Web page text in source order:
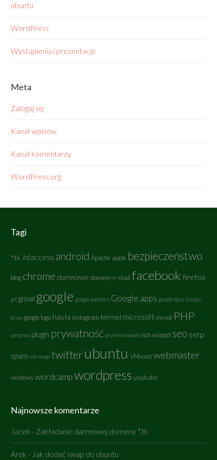
ubuntu
WordPress
Wystąpienia i prezentacje
Meta
Zaloguj się
Kanał wpisów
Kanał komentarzy
WordPress.org
Tagi
*.tk .htaccess android Apache apple bezpieczeństwo
blog chrome darmowe domeny e-mail facebook firefox
git gmail google google analytics Google apps google docs Google
drive google logo hasła instagram kernel microsoft mysql PHP
piractwo plugin prywatność przekierowanie rich snippet seo serp
spam ssh swap twitterubuntu VMware webmaster
windows wordcamp wordpress youtube
Najnowsze komentarze
Jacek - Zakładanie darmowej domeny *.tk
Arek - Jak dodać swap do ubuntu